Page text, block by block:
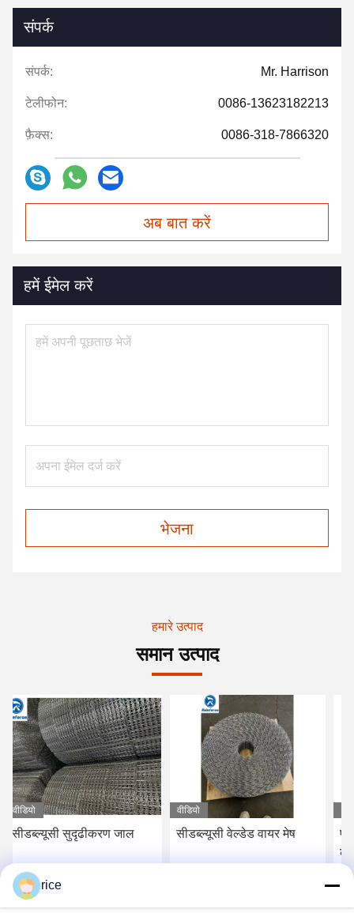
संपर्क
संपर्क: Mr. Harrison
टेलीफोन: 0086-13623182213
फ़ैक्स: 0086-318-7866320
अब बात करें
हमें ईमेल करें
भेजना
हमारे उत्पाद
समान उत्पाद
वीडियो
सीडब्ल्यूसी सुदृढीकरण जाल
सबसे अच्छी कीमत प्राप्त करें
वीडियो
सीडब्ल्यूसी वेल्डेड वायर मेष
rice